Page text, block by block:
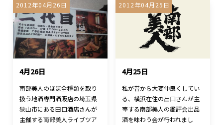
2012年04月26日
4月26日
南部美人のほぼ全種類を取り
扱う地酒専門酒販店の埼玉県
狭山市にある田口酒店さんが
主催する南部美人ライブツア
2012年04月25日
4月25日
私が昔から大変仲良くしてい
る、横浜在住の出口さんが主
宰する南部美人の鑑評会出品
酒を味わう会が行われまし